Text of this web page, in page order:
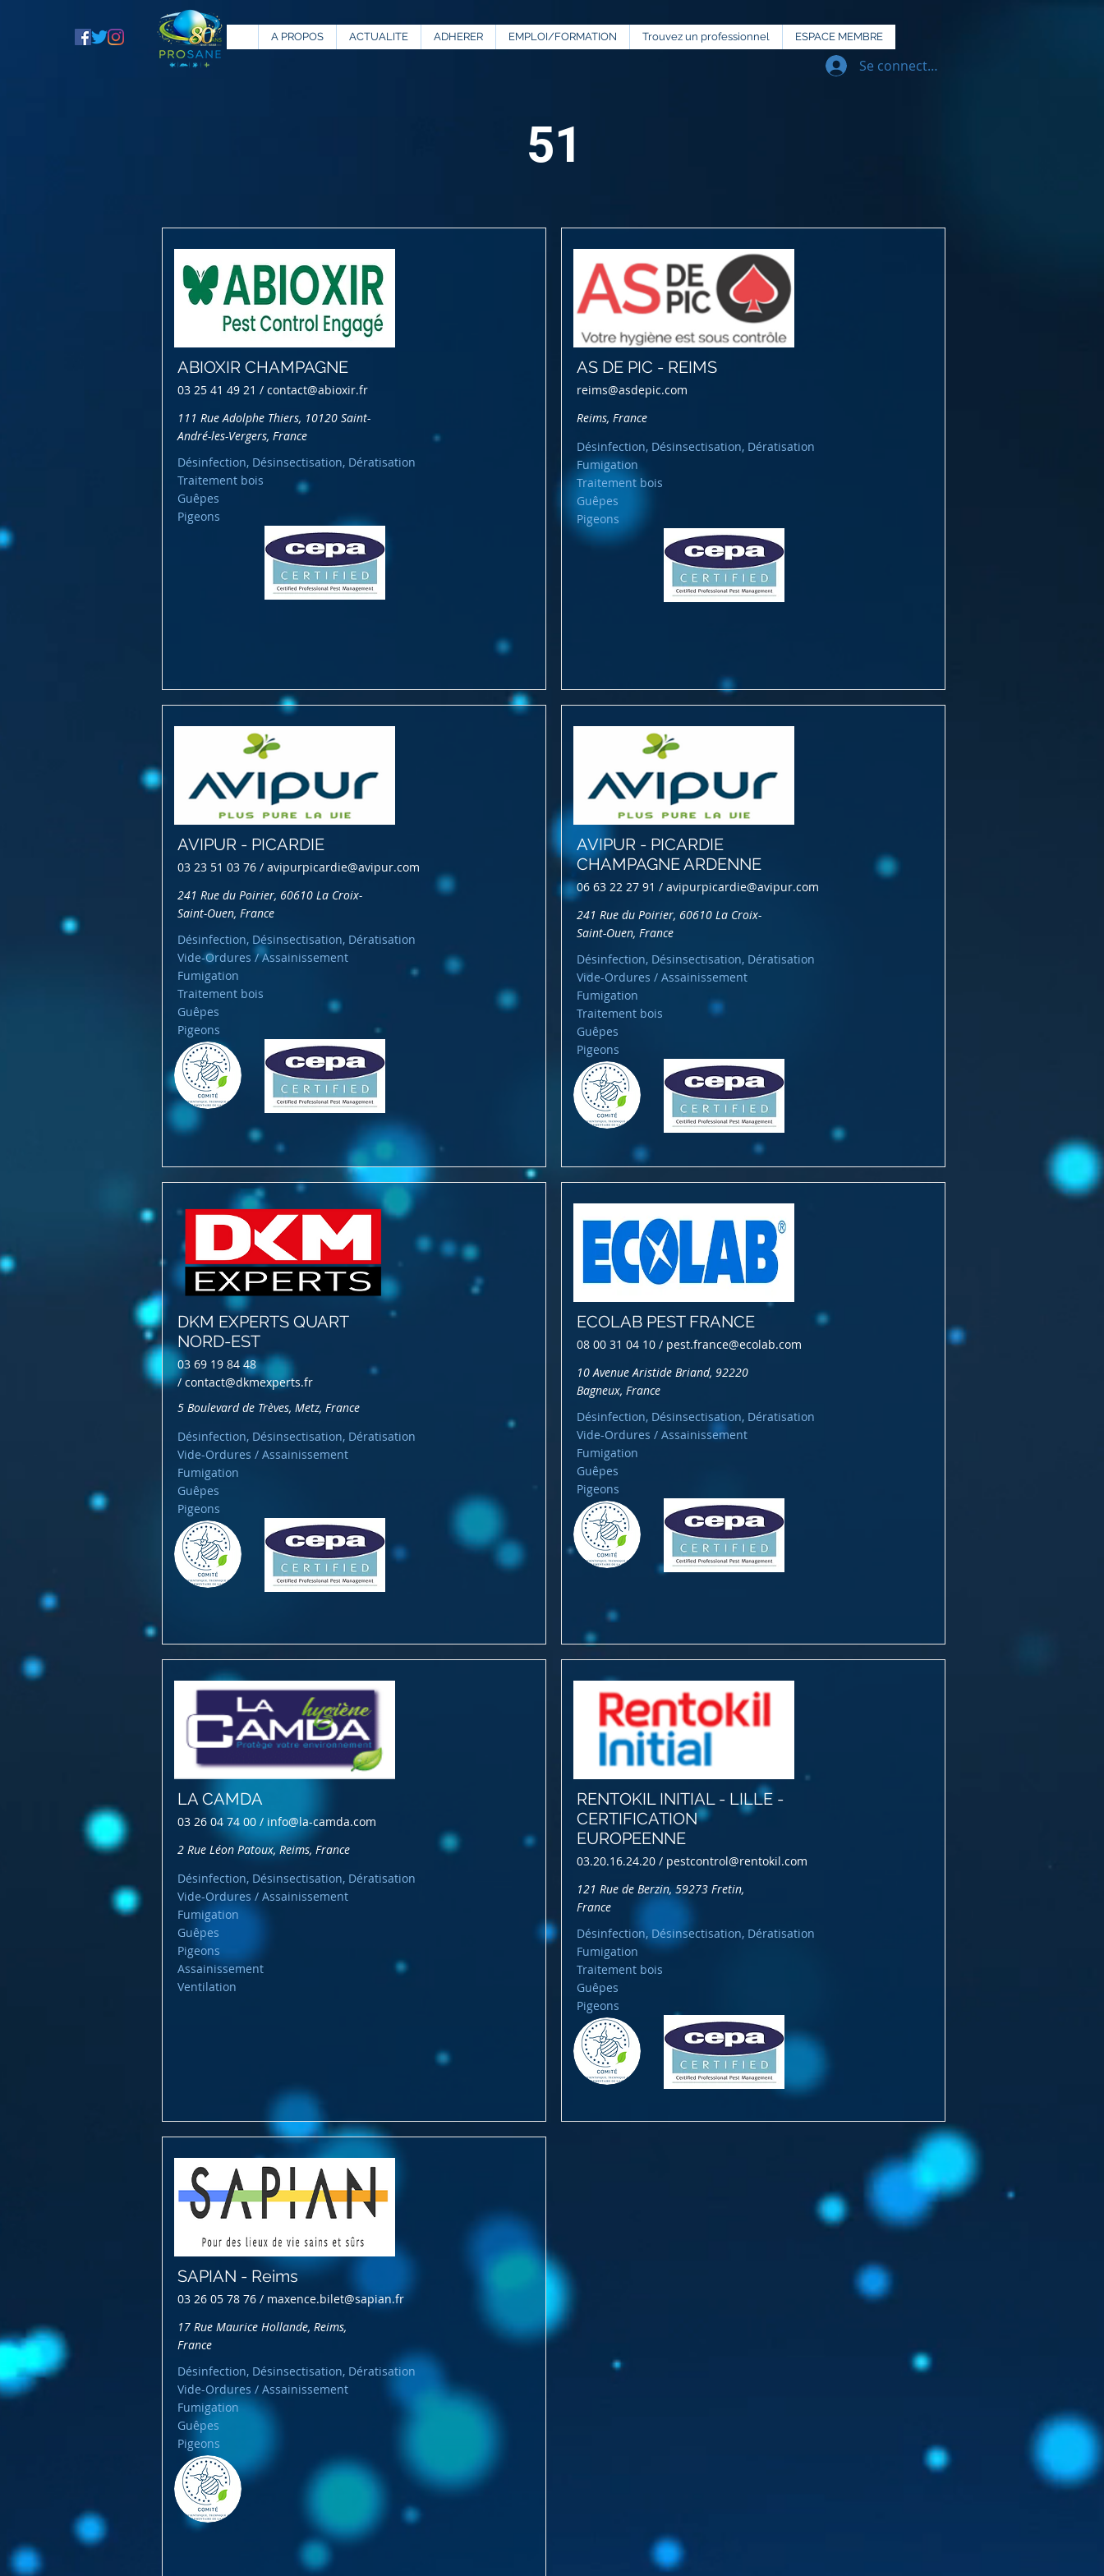
A PROPOS ACTUALITE ADHERER EMPLOI/FORMATION Trouvez un professionnel ESPACE MEMBRE
Se connecter
51
ABIOXIR CHAMPAGNE
03 25 41 49 21 / contact@abioxir.fr
111 Rue Adolphe Thiers, 10120 Saint-
André-les-Vergers, France
Désinfection, Désinsectisation, Dératisation
Traitement bois
Guêpes
Pigeons
AVIPUR - PICARDIE
03 23 51 03 76 / avipurpicardie@avipur.com
241 Rue du Poirier, 60610 La Croix-
Saint-Ouen, France
Désinfection, Désinsectisation, Dératisation
Vide-Ordures / Assainissement
Fumigation
Traitement bois
Guêpes
Pigeons
DKM EXPERTS QUART
NORD-EST
03 69 19 84 48
/contact@dkmexperts.fr
5 Boulevard de Trèves, Metz, France
Désinfection, Désinsectisation, Dératisation
Vide-Ordures / Assainissement
Fumigation
Guêpes
Pigeons
LA CAMDA
03 26 04 74 00 / info@la-camda.com
2 Rue Léon Patoux, Reims, France
Désinfection, Désinsectisation, Dératisation
Vide-Ordures / Assainissement
Fumigation
Guêpes
Pigeons
Assainissement
Ventilation
SAPIAN - Reims
03 26 05 78 76 / maxence.bilet@sapian.fr
17 Rue Maurice Hollande, Reims,
France
Désinfection, Désinsectisation, Dératisation
Vide-Ordures / Assainissement
Fumigation
Guêpes
Pigeons
AS DE PIC - REIMS
reims@asdepic.com
Reims, France
Désinfection, Désinsectisation, Dératisation
Fumigation
Traitement bois
Guêpes
Pigeons
AVIPUR - PICARDIE
CHAMPAGNE ARDENNE
06 63 22 27 91 / avipurpicardie@avipur.com
241 Rue du Poirier, 60610 La Croix-
Saint-Ouen, France
Désinfection, Désinsectisation, Dératisation
Vide-Ordures / Assainissement
Fumigation
Traitement bois
Guêpes
Pigeons
ECOLAB PEST FRANCE
08 00 31 04 10 / pest.france@ecolab.com
10 Avenue Aristide Briand, 92220
Bagneux, France
Désinfection, Désinsectisation, Dératisation
Vide-Ordures / Assainissement
Fumigation
Guêpes
Pigeons
RENTOKIL INITIAL - LILLE -
CERTIFICATION
EUROPEENNE
03.20.16.24.20 / pestcontrol@rentokil.com
121 Rue de Berzin, 59273 Fretin,
France
Désinfection, Désinsectisation, Dératisation
Fumigation
Traitement bois
Guêpes
Pigeons